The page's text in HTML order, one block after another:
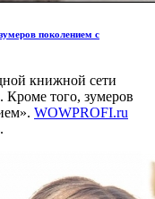
поколением с
книжной сети
Кроме того, зумеров
WOWPROFI.ru